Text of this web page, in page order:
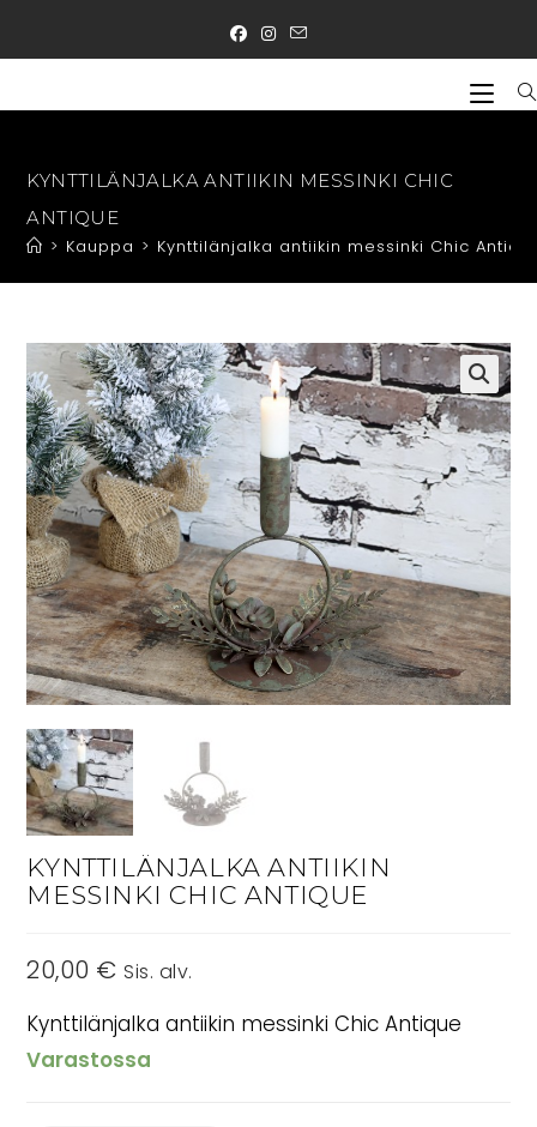
KYNTTILÄNJALKA ANTIIKIN MESSINKI CHIC
ANTIQUE
> Kauppa > Kynttilänjalka antiikin messinki Chic
🔍
KYNTTILÄNJALKA ANTIIKIN
MESSINKI CHIC ANTIQUE
20,00 € Sis. alv.
Kynttilänjalka antiikin messinki Chic Antique
Varastossa